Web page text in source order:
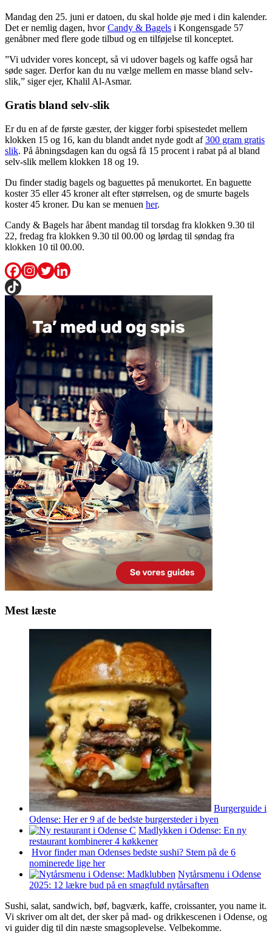
Mandag den 25. juni er datoen, du skal holde øje med i din kalender.
Det er nemlig dagen, hvorCandy & Bagels i Kongensgade 57
genåbner med flere gode tilbud og en tilføjelse til konceptet.
”Vi udvider vores koncept, så vi udover bagels og kaffe også har
søde sager. Derfor kan du nu vælge mellem en masse bland selv-
slik,” siger ejer, Khalil Al-Asmar.
Gratis bland selv-slik
Er du en af de første gæster, der kigger forbi spisestedet mellem
klokken 15 og 16, kan du blandt andet nyde godt af300 gram gratis
slik. På åbningsdagen kan du også få 15 procent i rabat på al bland
selv-slik mellem klokken 18 og 19.
Du finder stadig bagels og baguettes på menukortet. En baguette
koster 35 eller 45 kroner alt efter størrelsen, og de smurte bagels
koster 45 kroner. Du kan se menuen her.
Candy & Bagels har åbent mandag til torsdag fra klokken 9.30 til
22, fredag fra klokken 9.30 til 00.00 og lørdag til søndag fra
klokken 10 til 00.00.
Mest læste
Burgerguide i
Odense: Her er 9 af de bedste burgersteder i byen
Madlykken i Odense: En ny
restaurant kombinerer 4 køkkener
Hvor finder man Odenses bedste sushi? Stem på de 6
nominerede lige her
Nytårsmenu i Odense
2025: 12 lækre bud på en smagfuld nytårsaften
Sushi, salat, sandwich, bøf, bagværk, kaffe, croissanter, you name it.
Vi skriver om alt det, der sker på mad- og drikkescenen i Odense, og
vi guider dig til din næste smagsoplevelse. Velbekomme.